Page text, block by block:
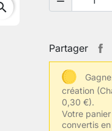
Partager
création
0,30 €).
Votre
convertis